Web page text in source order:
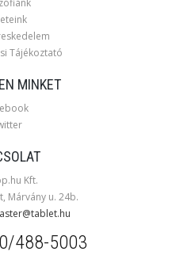
Tájékoztató
MINKET
Kft.
Márvány u. 24b.
488-5003